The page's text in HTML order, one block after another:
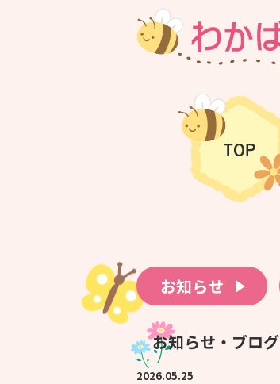
お知らせ
お知らせ・ブログ
2026.05.25